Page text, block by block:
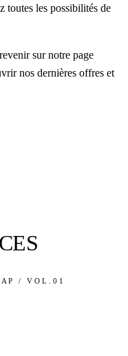
toutes les possibilités de
sur notre page
nos dernières offres et
/ VOL.01